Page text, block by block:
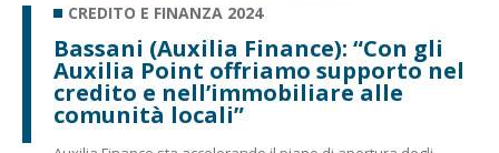
CREDITO E FINANZA 2024
Bassani (Auxilia Finance): “Con gli
Auxilia Point offriamo supporto nel
credito e nell’immobiliare alle
comunità locali”